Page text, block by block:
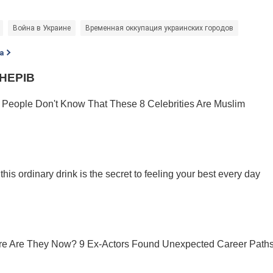
Война в Украине Временная оккупация украинских городов